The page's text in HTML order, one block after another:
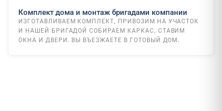
Комплект дома и монтаж бригадами компании
ИЗГОТАВЛИВАЕМ КОМПЛЕКТ, ПРИВОЗИМ НА УЧАСТОК
И НАШЕЙ БРИГАДОЙ СОБИРАЕМ КАРКАС, СТАВИМ
ОКНА И ДВЕРИ. ВЫ ВЪЕЗЖАЕТЕ В ГОТОВЫЙ ДОМ.